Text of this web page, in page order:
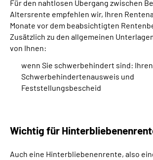
Für den nahtlosen Übergang zwischen
Altersrente empfehlen wir, Ihren
Monate vor dem beabsichtigten
Zusätzlich zu den allgemeinen
von Ihnen:
wenn Sie schwerbehindert sind: Ihren
Schwerbehindertenausweis und
Feststellungsbescheid
Wichtig für
Auch eine Hinterbliebenenrente, also